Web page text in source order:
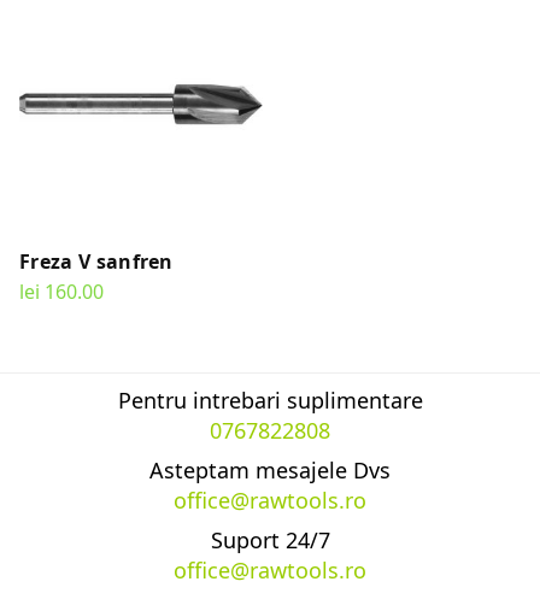
Freza V sanfren
lei 160.00
Pentru intrebari suplimentare
0767822808
Asteptam mesajele Dvs
office@rawtools.ro
Suport 24/7
office@rawtools.ro